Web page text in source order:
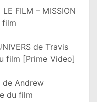
LE FILM – MISSION
film
de Travis
film [Prime Video]
de Andrew
du film